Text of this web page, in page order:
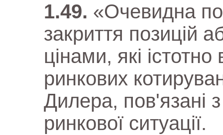
«Очевидна
закриття позицій
цінами, які
ринкових
Дилера, пов'язані
ринкової ситуації.